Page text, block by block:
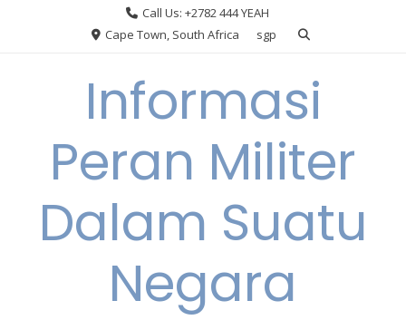
Call Us: +2782 444 YEAH
Cape Town, South Africa
sgp
Informasi
Peran Militer
Dalam Suatu
Negara